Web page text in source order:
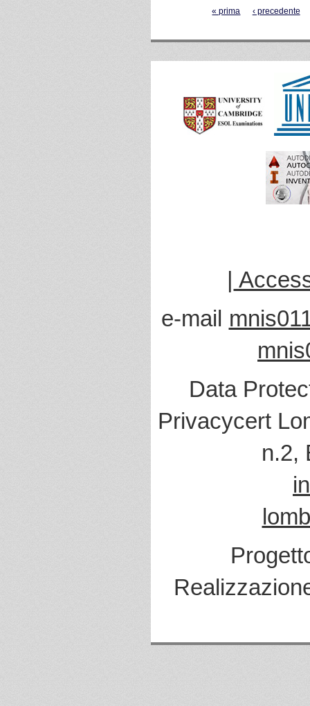
« prima ‹ precedente
|
e-mail
Data
Privacycert
n.2,